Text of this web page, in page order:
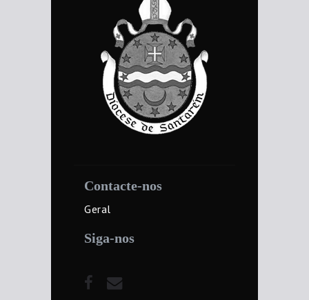
Contacte-nos
Geral
Siga-nos